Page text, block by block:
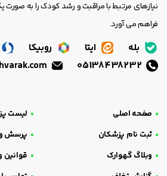
نیازهای مرتبط با مراقبت و رشد کودک را به صورت
فراهم می آورد.
بله ایتا روبیکا
صفحه اصلی
لیست
ثبت نام پزشکان
پرسش و
وبلاگ گهوارک
قوانین